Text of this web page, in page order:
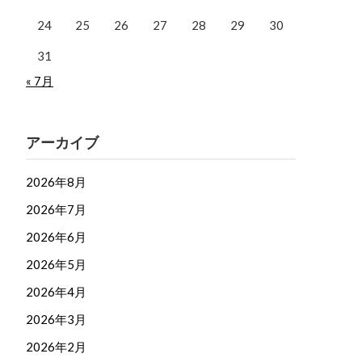
24 25 26 27 28 29 30
31
« 7月
アーカイブ
2026年8月
2026年7月
2026年6月
2026年5月
2026年4月
2026年3月
2026年2月